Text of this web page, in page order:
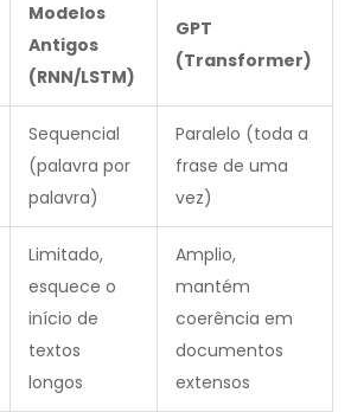
Modelos
Antigos
(RNN/LSTM)
GPT
(Transformer)
Sequencial
(palavra por
palavra)
Paralelo (toda a
frase de uma
vez)
Limitado,
esquece o
início de
textos
longos
Amplio,
mantém
coerência em
documentos
extensos